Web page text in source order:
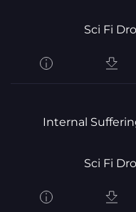
Sci Fi
Internal
Sci Fi